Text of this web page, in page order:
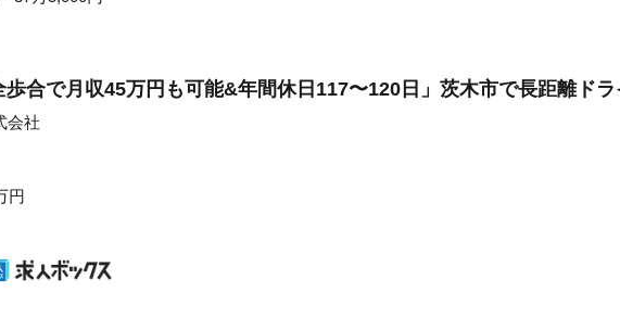
歩合で月収45万円も可能&年間休日117〜120日」茨木市で長距離ド
会社
円